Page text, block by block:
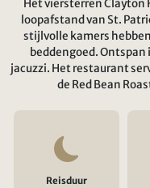
Het viersterren Clayton
loopafstand van St.
stijlvolle kamers
beddengoed.
jacuzzi. Het restaurant
de Red Bean
Reisduur